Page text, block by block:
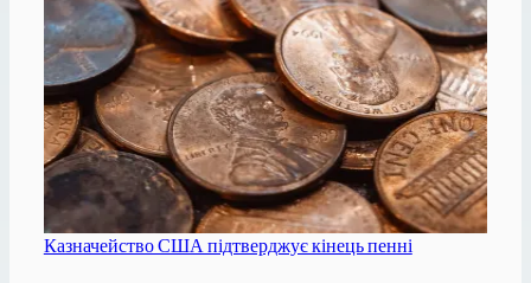
Казначейство США підтверджує кінець пенні